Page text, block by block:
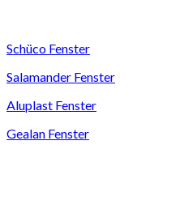
Schüco Fenster
Salamander Fenster
Aluplast Fenster
Gealan Fenster